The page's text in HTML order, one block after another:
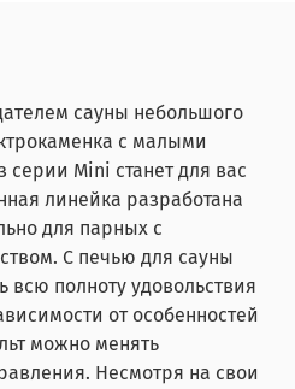
сауны небольшого
с малыми
серии Mini станет для вас
линейка разработана
для парных с
С печью для сауны
полноту удовольствия
от особенностей
можно менять
Несмотря на свои